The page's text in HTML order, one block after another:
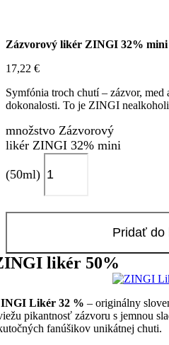
Zázvorový likér ZINGI 32% mini
17,22 €
Symfónia troch chutí – zázvor, med
dokonalosti. To je ZINGI
množstvo Zázvorový
likér ZINGI 32% mini
(50ml)
Pridať do
likér 50%
Likér 32 % – originálny
pikantnosť zázvoru s jemnou
fanúšikov unikátnej chuti.